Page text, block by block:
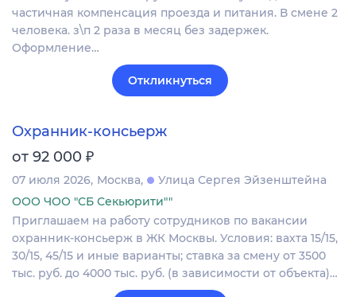
частичная компенсация проезда и питания. В смене 2
человека. з\п 2 раза в месяц без задержек.
Оформление…
Откликнуться
Охранник-консьерж
от 92 000 ₽
07 июля 2026 Москва
Улица Сергея Эйзенштейна
ООО ЧОО "СБ Секьюрити""
Приглашаем нa работу сотрудников по вакансии
охранник-консьерж в ЖК Москвы. Условия: вахта 15/15,
30/15, 45/15 и иные варианты; ставка зa смену от 3500
тыс. руб. дo 4000 тыс. pуб. (в зависимости от объекта)…